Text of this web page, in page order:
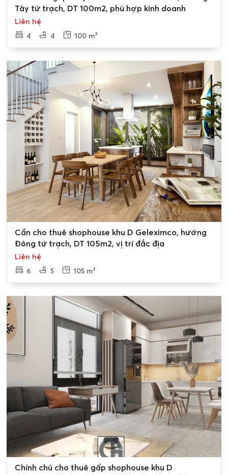
Tây tứ trạch, DT 100m2, phù hợp kinh doanh
Liên hệ
4
4 100 m²
Cần cho thuê shophouse khu D Geleximco, hướng
Đông tứ trạch, DT 105m2, vị trí đắc địa
Liên hệ
6
5 105 m²
Chính chủ cho thuê gấp shophouse khu D